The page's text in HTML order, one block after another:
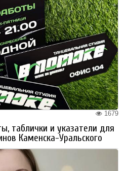
1679
таблички и указатели для
Каменска-Уральского